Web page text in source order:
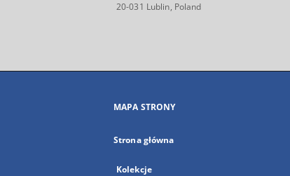
20-031 Lublin, Poland
MAPA STRONY
Strona główna
Kolekcje